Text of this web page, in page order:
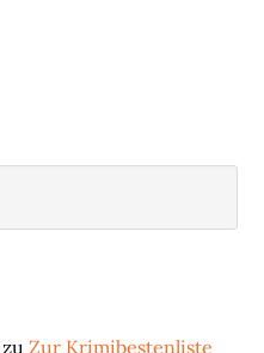
zuZur Krimibestenliste